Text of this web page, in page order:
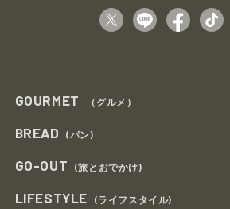
GOURMET （グルメ）
BREAD (パン)
GO-OUT (旅とおでかけ)
LIFESTYLE (ライフスタイル)